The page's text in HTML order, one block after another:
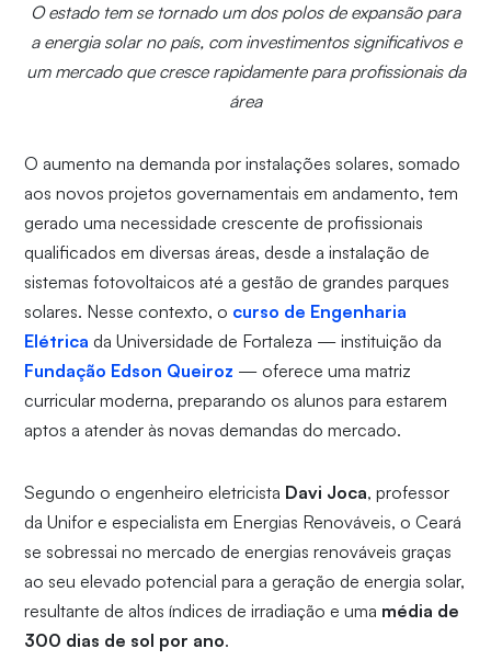
O estado tem se tornado um dos polos de expansão para
a energia solar no país, com investimentos significativos e
um mercado que cresce rapidamente para profissionais da
área
O aumento na demanda por instalações solares, somado
aos novos projetos governamentais em andamento, tem
gerado uma necessidade crescente de profissionais
qualificados em diversas áreas, desde a instalação de
sistemas fotovoltaicos até a gestão de grandes parques
solares. Nesse contexto, o curso de Engenharia
Elétrica da Universidade de Fortaleza — instituição da
Fundação Edson Queiroz — oferece uma matriz
curricular moderna, preparando os alunos para estarem
aptos a atender às novas demandas do mercado.
Segundo o engenheiro eletricista Davi Joca, professor
da Unifor e especialista em Energias Renováveis, o Ceará
se sobressai no mercado de energias renováveis graças
ao seu elevado potencial para a geração de energia solar,
resultante de altos índices de irradiação e uma média de
300 dias de sol por ano.